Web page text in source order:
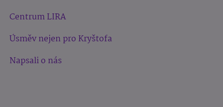
Centrum LIRA
Úsměv nejen pro Kryštofa
Napsali o nás